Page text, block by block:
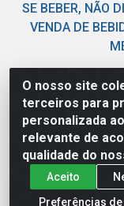
O nosso site
terceiros para
personalizada
relevante de
qualidade do
Aceito
Preferências
SE BEBER, NÃO
VENDA DE
Acioly
Exposições -